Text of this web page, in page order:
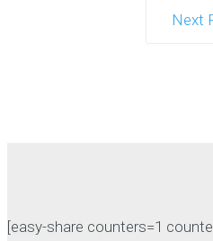
Next
[easy-share counters=1